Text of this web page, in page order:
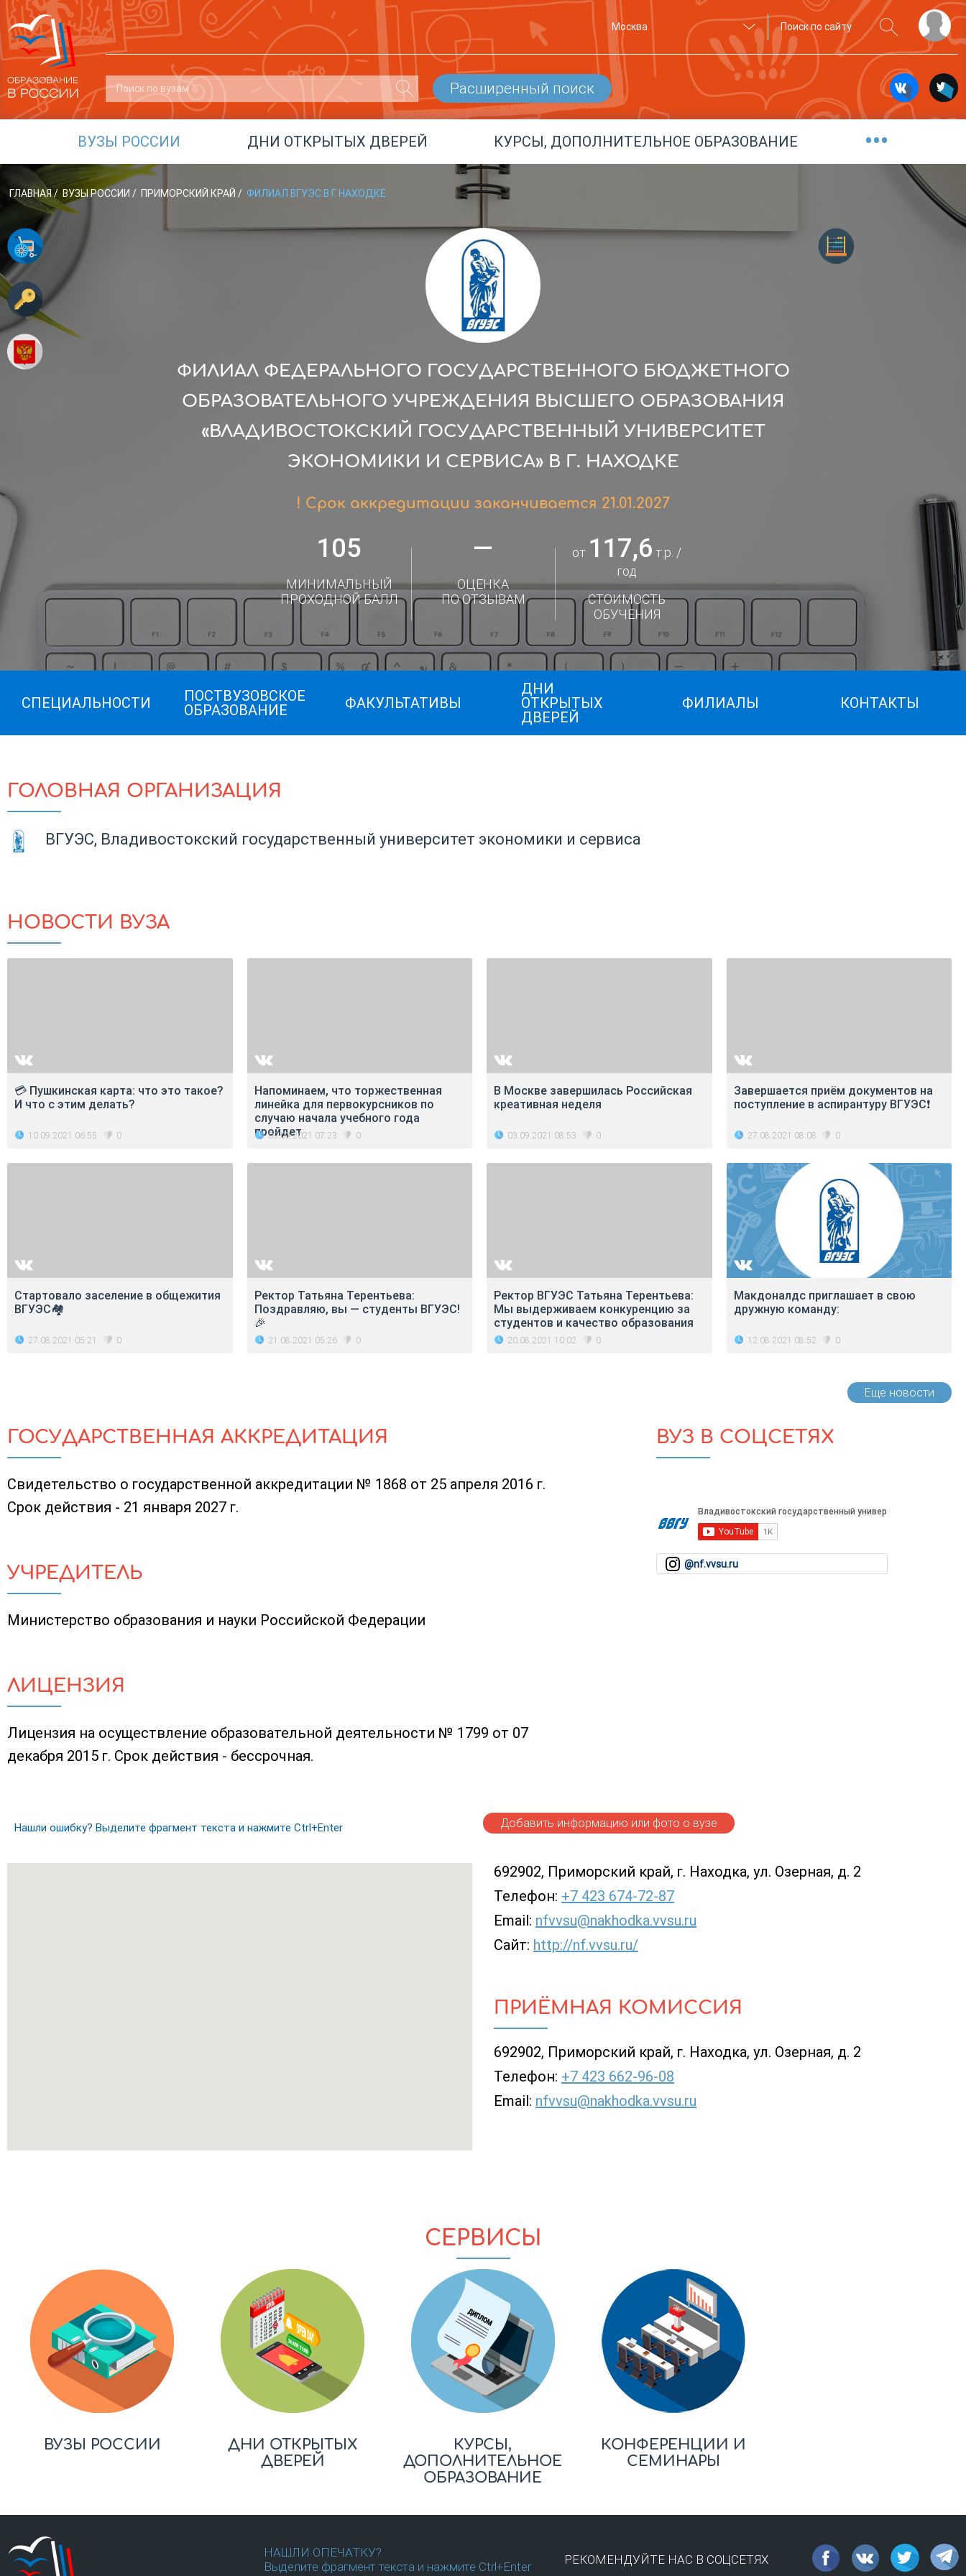
Москва
Расширенный поиск
ВУЗЫ РОССИИ ДНИ ОТКРЫТЫХ ДВЕРЕЙ КУРСЫ, ДОПОЛНИТЕЛЬНОЕ ОБРАЗОВАНИЕ •••
ГЛАВНАЯ/ ВУЗЫ РОССИИ / ПРИМОРСКИЙ КРАЙ / ФИЛИАЛ ВГУЭС В Г. НАХОДКЕ
ФИЛИАЛ ФЕДЕРАЛЬНОГО ГОСУДАРСТВЕННОГО БЮДЖЕТНОГО
ОБРАЗОВАТЕЛЬНОГО УЧРЕЖДЕНИЯ ВЫСШЕГО ОБРАЗОВАНИЯ
«ВЛАДИВОСТОКСКИЙ ГОСУДАРСТВЕННЫЙ УНИВЕРСИТЕТ
ЭКОНОМИКИ И СЕРВИСА» В Г. НАХОДКЕ
! Срок аккредитации заканчивается 21.01.2027
105
МИНИМАЛЬНЫЙ
ПРОХОДНОЙ БАЛЛ
—
ОЦЕНКА
ПО ОТЗЫВАМ
от 117,6 т.р. /
год
СТОИМОСТЬ
ОБУЧЕНИЯ
СПЕЦИАЛЬНОСТИ
ПОСТВУЗОВСКОЕ
ОБРАЗОВАНИЕ
ФАКУЛЬТАТИВЫ
ДНИ
ОТКРЫТЫХ
ДВЕРЕЙ
ФИЛИАЛЫ КОНТАКТЫ
ГОЛОВНАЯ ОРГАНИЗАЦИЯ
ВГУЭС, Владивостокский государственный университет экономики и сервиса
НОВОСТИ ВУЗА
💳 Пушкинская карта: что это такое?
И что с этим делать?
10.09.2021 06:55 0
Напоминаем, что торжественная
линейка для первокурсников по
случаю начала учебного года
пройдет
09.09.2021 07:23 0
В Москве завершилась Российская
креативная неделя
03.09.2021 08:53 0
Завершается приём документов на
поступление в аспирантуру ВГУЭС❗
27.08.2021 08:08 0
Стартовало заселение в общежития
ВГУЭС🏘
27.08.2021 05:21 0
Ректор Татьяна Терентьева:
Поздравляю, вы — студенты ВГУЭС!
🎉
21.08.2021 05:26 0
Ректор ВГУЭС Татьяна Терентьева:
Мы выдерживаем конкуренцию за
студентов и качество образования
20.08.2021 10:02 0
Макдоналдс приглашает в свою
дружную команду:
12.08.2021 08:52 0
Еще новости
ГОСУДАРСТВЕННАЯ АККРЕДИТАЦИЯ
Свидетельство о государственной аккредитации № 1868 от 25 апреля 2016 г.
Срок действия - 21 января 2027 г.
УЧРЕДИТЕЛЬ
Министерство образования и науки Российской Федерации
ЛИЦЕНЗИЯ
Лицензия на осуществление образовательной деятельности № 1799 от 07
декабря 2015 г. Срок действия - бессрочная.
ВУЗ В СОЦСЕТЯХ
@nf.vvsu.ru
Нашли ошибку? Выделите фрагмент текста и нажмите Ctrl+Enter Добавить информацию или фото о вузе
692902, Приморский край, г. Находка, ул. Озерная, д. 2
Телефон: +7 423 674-72-87
Email: nfvvsu@nakhodka.vvsu.ru
Сайт: http://nf.vvsu.ru/
ПРИЁМНАЯ КОМИССИЯ
692902, Приморский край, г. Находка, ул. Озерная, д. 2
Телефон: +7 423 662-96-08
Email: nfvvsu@nakhodka.vvsu.ru
СЕРВИСЫ
ВУЗЫ РОССИИ
ДНИ ОТКРЫТЫХ
ДВЕРЕЙ
КУРСЫ,
ДОПОЛНИТЕЛЬНОЕ
ОБРАЗОВАНИЕ
КОНФЕРЕНЦИИ И
СЕМИНАРЫ
НАШЛИ ОПЕЧАТКУ?
Выделите фрагмент текста и нажмите Ctrl+Enter
РЕКОМЕНДУЙТЕ НАС В СОЦСЕТЯХ